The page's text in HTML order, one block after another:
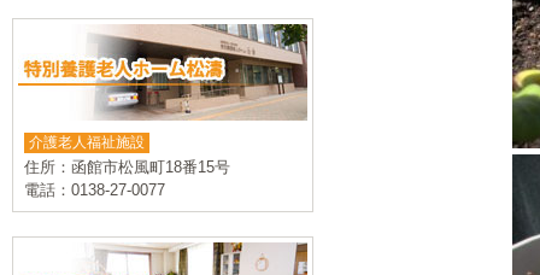
介護老人福祉施設
住所：函館市松風町18番15号
電話：0138-27-0077